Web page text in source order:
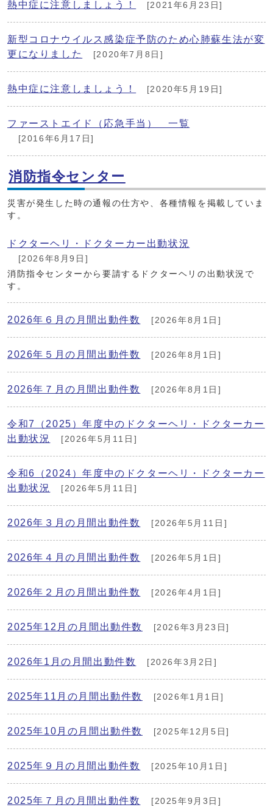
熱中症に注意しましょう！ [2021年6月23日]
新型コロナウイルス感染症予防のため心肺蘇生法が変
更になりました
[2020年7月8日]
熱中症に注意しましょう！ [2020年5月19日]
ファーストエイド（応急手当） 一覧
[2016年6月17日]
消防指令センター
災害が発生した時の通報の仕方や、各種情報を掲載していま
す。
ドクターヘリ・ドクターカー出動状況
[2026年8月9日]
消防指令センターから要請するドクターヘリの出動状況で
す。
2026年６月の月間出動件数 [2026年8月1日]
2026年５月の月間出動件数 [2026年8月1日]
2026年７月の月間出動件数 [2026年8月1日]
令和7（2025）年度中のドクターヘリ・ドクターカー
出動状況
[2026年5月11日]
令和6（2024）年度中のドクターヘリ・ドクターカー
出動状況
[2026年5月11日]
2026年３月の月間出動件数 [2026年5月11日]
2026年４月の月間出動件数 [2026年5月1日]
2026年２月の月間出動件数 [2026年4月1日]
2025年12月の月間出動件数 [2026年3月23日]
2026年1月の月間出動件数 [2026年3月2日]
2025年11月の月間出動件数 [2026年1月1日]
2025年10月の月間出動件数 [2025年12月5日]
2025年９月の月間出動件数 [2025年10月1日]
2025年７月の月間出動件数 [2025年9月3日]